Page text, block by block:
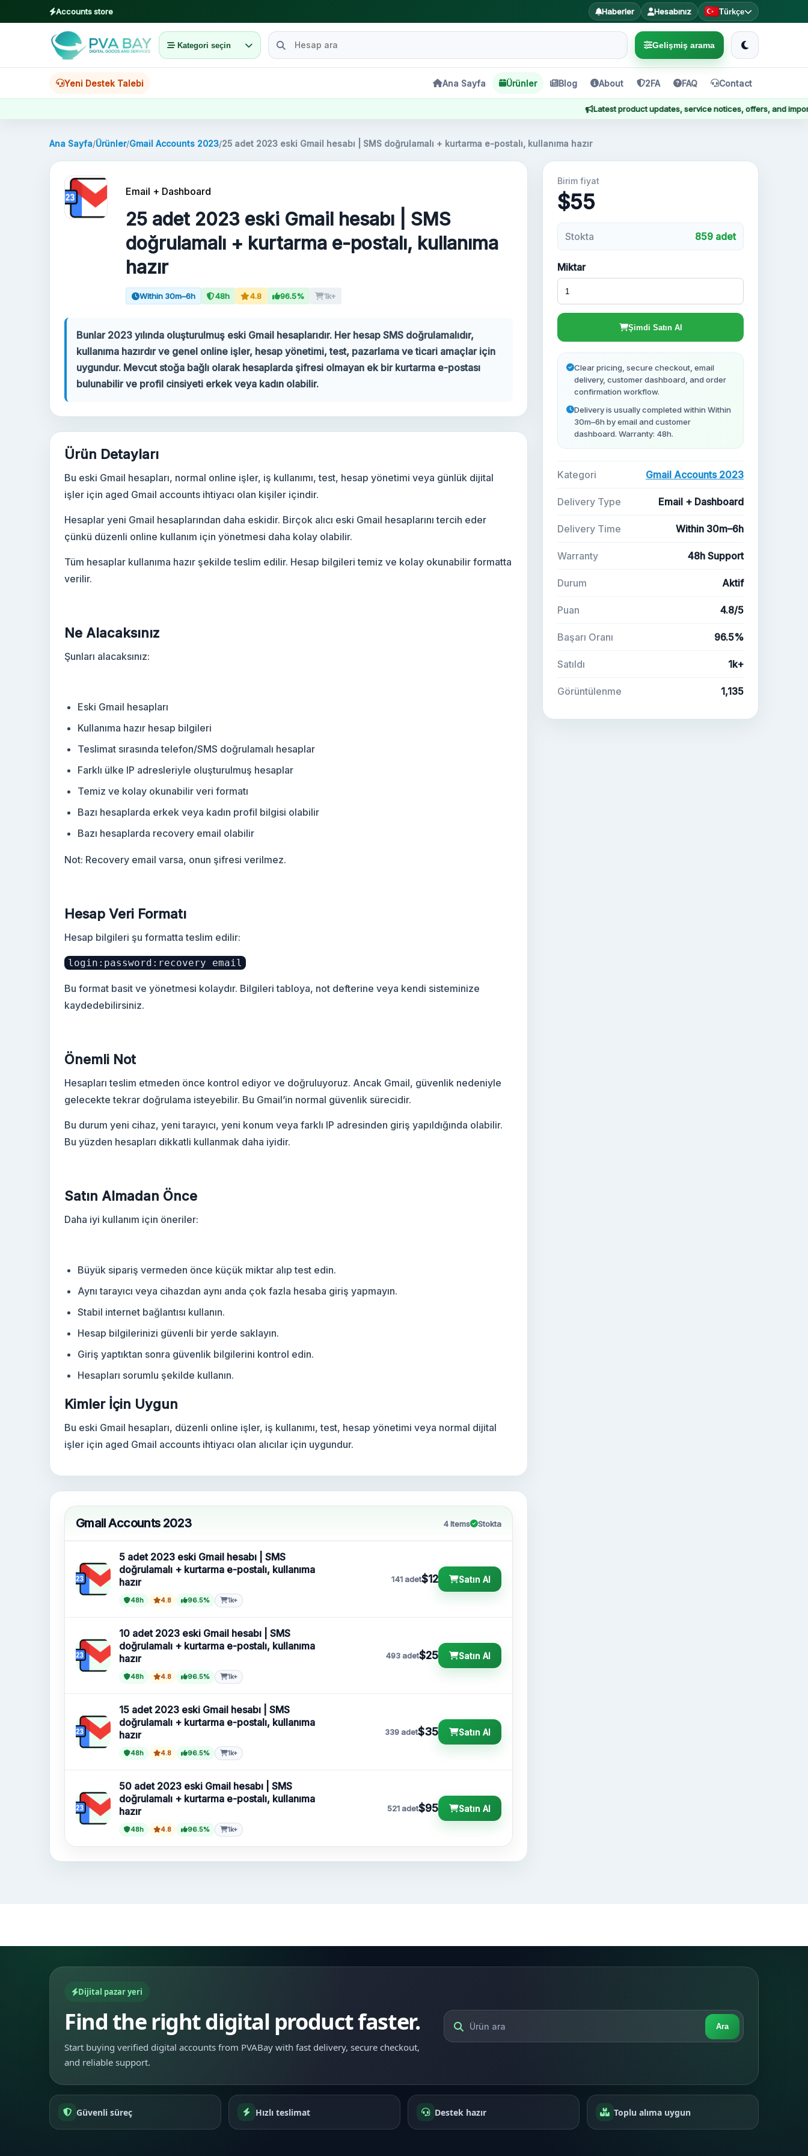
Accounts store Haberler Hesabınız Türkçe
Kategori seçin Gelişmiş arama
Yeni Destek Talebi Ana Sayfa Ürünler Blog About 2FA FAQ Contact
Latest product updates, service notices, offers, and important
Ana Sayfa
About
Google Voice
Gmail Hesapları 2024
Gmail Hesapları 2023
2FA Gmail Hesapları
Forwarding Gmail
Yeni Gmail Hesapları
Ana Sayfa/Ürünler/Gmail Accounts 2023/25 adet 2023 eski Gmail hesabı | SMS doğrulamalı + kurtarma e-postalı, kullanıma hazır
Email + Dashboard
25 adet 2023 eski Gmail hesabı | SMS
doğrulamalı + kurtarma e-postalı, kullanıma
hazır
Within 30m–6h 48h 4.8 96.5% 1k+
Bunlar 2023 yılında oluşturulmuş eski Gmail hesaplarıdır. Her hesap SMS doğrulamalıdır,
kullanıma hazırdır ve genel online işler, hesap yönetimi, test, pazarlama ve ticari amaçlar için
uygundur. Mevcut stoğa bağlı olarak hesaplarda şifresi olmayan ek bir kurtarma e-postası
bulunabilir ve profil cinsiyeti erkek veya kadın olabilir.
Birim fiyat
$55
Stokta 859 adet
Miktar
Şimdi Satın Al
Clear pricing, secure checkout, email
delivery, customer dashboard, and order
confirmation workflow.
Delivery is usually completed within Within
30m–6h by email and customer
dashboard. Warranty: 48h.
Kategori Gmail Accounts 2023
Delivery Type Email + Dashboard
Delivery Time Within 30m–6h
Warranty 48h Support
Durum Aktif
Puan 4.8/5
Başarı Oranı 96.5%
Satıldı 1k+
Görüntülenme 1,135
Ürün Detayları
Bu eski Gmail hesapları, normal online işler, iş kullanımı, test, hesap yönetimi veya günlük dijital
işler için aged Gmail accounts ihtiyacı olan kişiler içindir.
Hesaplar yeni Gmail hesaplarından daha eskidir. Birçok alıcı eski Gmail hesaplarını tercih eder
çünkü düzenli online kullanım için yönetmesi daha kolay olabilir.
Tüm hesaplar kullanıma hazır şekilde teslim edilir. Hesap bilgileri temiz ve kolay okunabilir formatta
verilir.
Ne Alacaksınız
Şunları alacaksınız:
Eski Gmail hesapları
Kullanıma hazır hesap bilgileri
Teslimat sırasında telefon/SMS doğrulamalı hesaplar
Farklı ülke IP adresleriyle oluşturulmuş hesaplar
Temiz ve kolay okunabilir veri formatı
Bazı hesaplarda erkek veya kadın profil bilgisi olabilir
Bazı hesaplarda recovery email olabilir
Not: Recovery email varsa, onun şifresi verilmez.
Hesap Veri Formatı
Hesap bilgileri şu formatta teslim edilir:
login:password:recovery email
Bu format basit ve yönetmesi kolaydır. Bilgileri tabloya, not defterine veya kendi sisteminize
kaydedebilirsiniz.
Önemli Not
Hesapları teslim etmeden önce kontrol ediyor ve doğruluyoruz. Ancak Gmail, güvenlik nedeniyle
gelecekte tekrar doğrulama isteyebilir. Bu Gmail’in normal güvenlik sürecidir.
Bu durum yeni cihaz, yeni tarayıcı, yeni konum veya farklı IP adresinden giriş yapıldığında olabilir.
Bu yüzden hesapları dikkatli kullanmak daha iyidir.
Satın Almadan Önce
Daha iyi kullanım için öneriler:
Büyük sipariş vermeden önce küçük miktar alıp test edin.
Aynı tarayıcı veya cihazdan aynı anda çok fazla hesaba giriş yapmayın.
Stabil internet bağlantısı kullanın.
Hesap bilgilerinizi güvenli bir yerde saklayın.
Giriş yaptıktan sonra güvenlik bilgilerini kontrol edin.
Hesapları sorumlu şekilde kullanın.
Kimler İçin Uygun
Bu eski Gmail hesapları, düzenli online işler, iş kullanımı, test, hesap yönetimi veya normal dijital
işler için aged Gmail accounts ihtiyacı olan alıcılar için uygundur.
Gmail Accounts 2023 4 Items Stokta
5 adet 2023 eski Gmail hesabı | SMS
doğrulamalı + kurtarma e-postalı, kullanıma
hazır
48h 4.8 96.5% 1k+
141 adet$12 Satın Al
10 adet 2023 eski Gmail hesabı | SMS
doğrulamalı + kurtarma e-postalı, kullanıma
hazır
48h 4.8 96.5% 1k+
493 adet$25 Satın Al
15 adet 2023 eski Gmail hesabı | SMS
doğrulamalı + kurtarma e-postalı, kullanıma
hazır
48h 4.8 96.5% 1k+
339 adet$35 Satın Al
50 adet 2023 eski Gmail hesabı | SMS
doğrulamalı + kurtarma e-postalı, kullanıma
hazır
48h 4.8 96.5% 1k+
521 adet$95 Satın Al
Dijital pazar yeri
Find the right digital product faster.
Start buying verified digital accounts from PVABay with fast delivery, secure checkout,
and reliable support.
Ara
Güvenli süreç Hızlı teslimat Destek hazır Toplu alıma uygun